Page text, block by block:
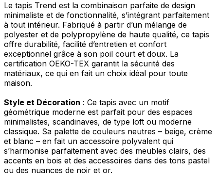
Le tapis Trend est la combinaison parfaite de design
minimaliste et de fonctionnalité, s’intégrant parfaitement
à tout intérieur. Fabriqué à partir d’un mélange de
polyester et de polypropylène de haute qualité, ce tapis
offre durabilité, facilité d’entretien et confort
exceptionnel grâce à son poil court et doux. La
certification OEKO-TEX garantit la sécurité des
matériaux, ce qui en fait un choix idéal pour toute
maison.
Style et Décoration : Ce tapis avec un motif
géométrique moderne est parfait pour des espaces
minimalistes, scandinaves, de type loft ou moderne
classique. Sa palette de couleurs neutres – beige, crème
et blanc – en fait un accessoire polyvalent qui
s’harmonise parfaitement avec des meubles clairs, des
accents en bois et des accessoires dans des tons pastel
ou des nuances de noir et or.